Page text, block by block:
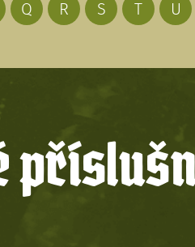
Q R S T U